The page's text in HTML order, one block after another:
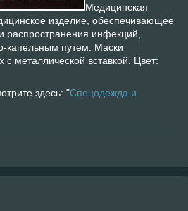
Медицинская
изделие, обеспечивающее
инфекций,
капельным путем. Маски
с металлической вставкой. Цвет:
здесь: "Спецодежда и